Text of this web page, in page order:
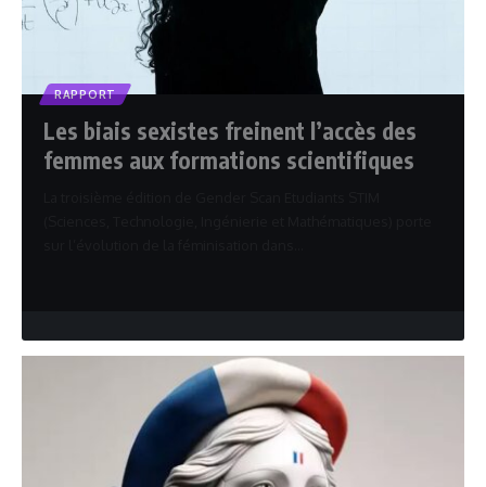
RAPPORT
Les biais sexistes freinent l’accès des
femmes aux formations scientifiques